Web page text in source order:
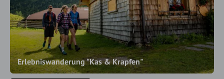
Erlebniswanderung "Kas & Krapfen"